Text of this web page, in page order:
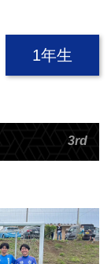
1年生
3rd